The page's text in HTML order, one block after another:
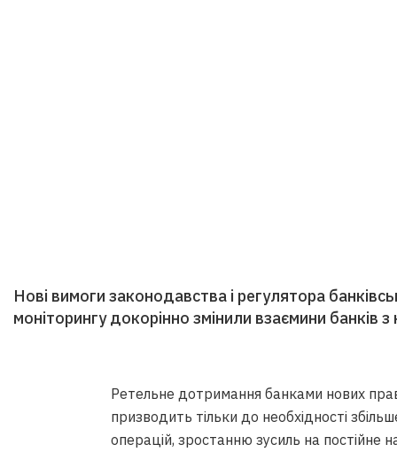
Нові вимоги законодавства і регулятора
моніторингу докорінно змінили взаємини банків з
Ретельне дотримання банками нових
призводить тільки до необхідності
операцій, зростанню зусиль на постійне